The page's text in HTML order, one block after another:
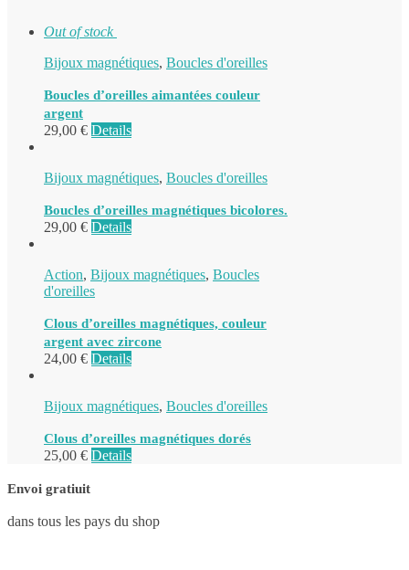
Out of stock
Bijoux magnétiques, Boucles d'oreilles
Boucles d’oreilles aimantées couleur
argent
29,00 € Details
Bijoux magnétiques, Boucles d'oreilles
Boucles d’oreilles magnétiques bicolores.
29,00 € Details
Action, Bijoux magnétiques, Boucles
d'oreilles
Clous d’oreilles magnétiques, couleur
argent avec zircone
24,00 € Details
Bijoux magnétiques, Boucles d'oreilles
Clous d’oreilles magnétiques dorés
25,00 € Details
Envoi gratiuit
dans tous les pays du shop